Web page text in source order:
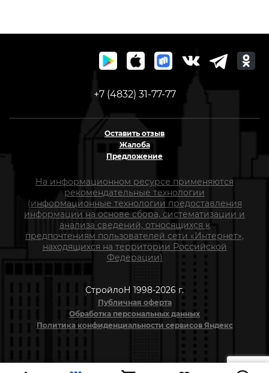
+7 (4832) 31-77-77
Оставить отзыв
Жалоба
Предложение
На информационном ресурсе применяются
рекомендательные технологии
(информационные технологии предоставления
информации на основе сбора, систематизации и
анализа сведений, относящихся к
предпочтениям пользователей сети «Интернет»,
находящихся на территории Российской
Федерации)
СтройлоН 1998-2026 г.
Публичная оферта
Обработка персональных данных
Политика конфиденциальности сервисов Яндекс